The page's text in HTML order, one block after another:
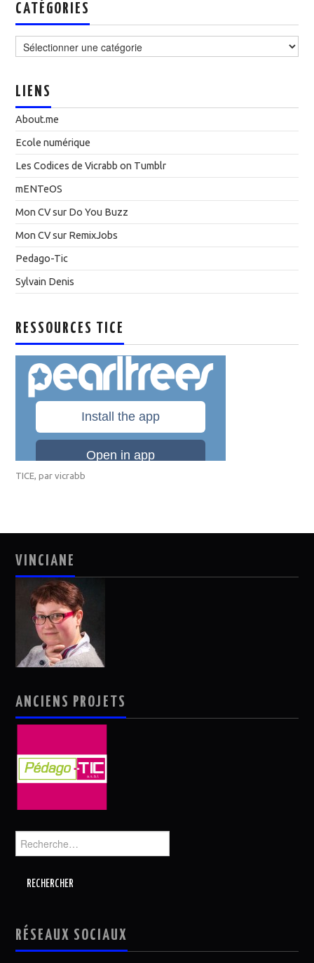
CATÉGORIES
LIENS
About.me
Ecole numérique
Les Codices de Vicrabb on Tumblr
mENTeOS
Mon CV sur Do You Buzz
Mon CV sur RemixJobs
Pedago-Tic
Sylvain Denis
RESSOURCES TICE
TICE , parvicrabb
VINCIANE
ANCIENS PROJETS
Rechercher :
RÉSEAUX SOCIAUX